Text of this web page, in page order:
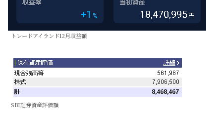
トレードアイランド12月収益額
SBI証券資産評価額